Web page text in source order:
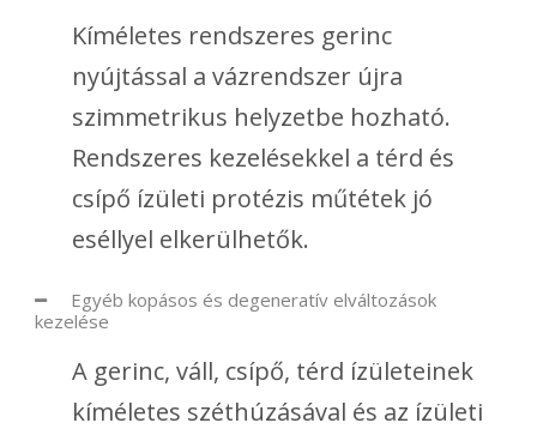
Kíméletes rendszeres gerinc
nyújtással a vázrendszer újra
szimmetrikus helyzetbe hozható.
Rendszeres kezelésekkel a térd és
csípő ízületi protézis műtétek jó
eséllyel elkerülhetők.
Egyéb kopásos és degeneratív elváltozások
kezelése
A gerinc, váll, csípő, térd ízületeinek
kíméletes széthúzásával és az ízületi